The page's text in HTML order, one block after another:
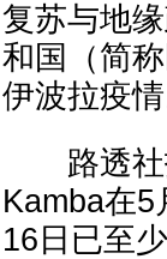
复苏与地
和国（简
伊波拉疫
路透社
Kamba在
16日已至